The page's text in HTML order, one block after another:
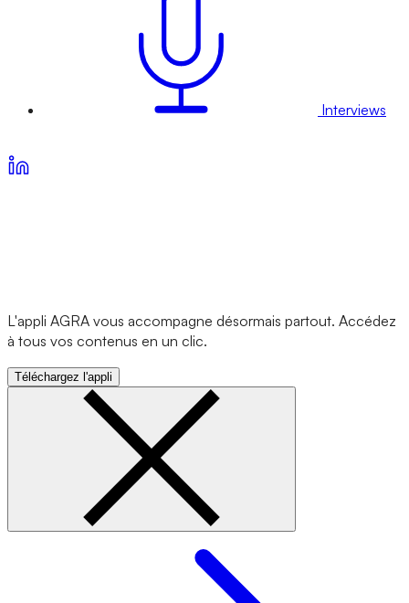
Interviews
L'appli AGRA vous accompagne désormais partout. Accédez
à tous vos contenus en un clic.
Téléchargez l'appli